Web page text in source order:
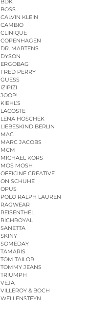
BOSS
CALVIN KLEIN
CAMBIO
CLINIQUE
COPENHAGEN
DR. MARTENS
DYSON
ERGOBAG
FRED PERRY
GUESS
IZIPIZI
JOOP!
KIEHL’S
LACOSTE
LENA HOSCHEK
LIEBESKIND BERLIN
MAC
MARC JACOBS
MCM
MICHAEL KORS
MOS MOSH
OFFICINE CREATIVE
ON SCHUHE
OPUS
POLO RALPH LAUREN
RAGWEAR
REISENTHEL
RICHROYAL
SANETTA
SKINY
SOMEDAY
TAMARIS
TOM TAILOR
TOMMY JEANS
TRIUMPH
VEJA
VILLEROY & BOCH
WELLENSTEYN